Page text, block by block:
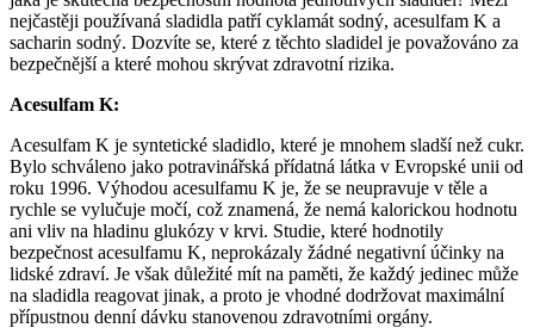
nejčastěji používaná sladidla patří cyklamát sodný, acesulfam K a
sacharin sodný. Dozvíte se, které z těchto sladidel je považováno za
bezpečnější a které mohou skrývat zdravotní rizika.
Acesulfam K:
Acesulfam K je syntetické sladidlo, které je mnohem sladší než cukr.
Bylo schváleno jako potravinářská přídatná látka v Evropské unii od
roku 1996. Výhodou acesulfamu K je, že se neupravuje v těle a
rychle se vylučuje močí, což znamená, že nemá kalorickou hodnotu
ani vliv na hladinu glukózy v krvi. Studie, které hodnotily
bezpečnost acesulfamu K, neprokázaly žádné negativní účinky na
lidské zdraví. Je však důležité mít na paměti, že každý jedinec může
na sladidla reagovat jinak, a proto je vhodné dodržovat maximální
přípustnou denní dávku stanovenou zdravotními orgány.